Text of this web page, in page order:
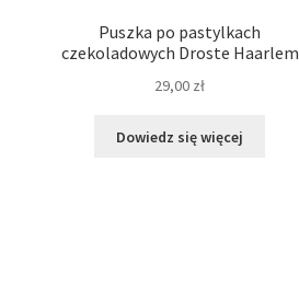
Puszka po pastylkach
czekoladowych Droste Haarlem
29,00 zł
Dowiedz się więcej